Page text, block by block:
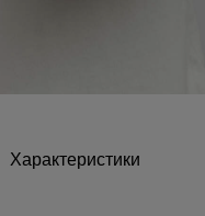
Характеристики